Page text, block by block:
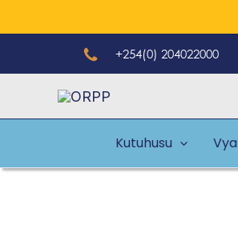
to
+254(0) 204022000
Kutuhusu